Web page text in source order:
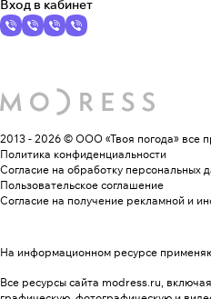
Вход в кабинет
2013 - 2026 © ООО «Твоя погода» все
Политика конфиденциальности
Согласие на обработку персональных
Пользовательское соглашение
Согласие на получение рекламной и
На информационном ресурсе
Все ресурсы сайта modress.ru,